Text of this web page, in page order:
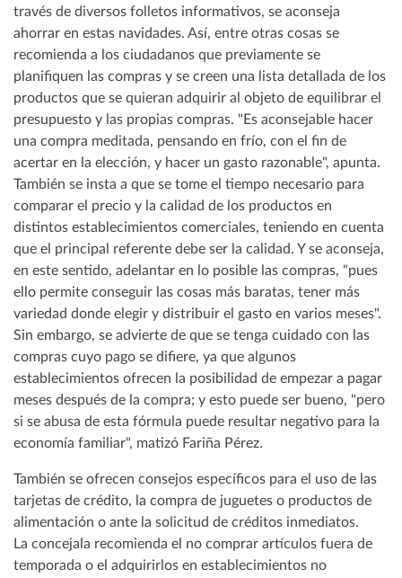
través de diversos folletos informativos, se aconseja
ahorrar en estas navidades. Así, entre otras cosas se
recomienda a los ciudadanos que previamente se
planifiquen las compras y se creen una lista detallada de los
productos que se quieran adquirir al objeto de equilibrar el
presupuesto y las propias compras. "Es aconsejable hacer
una compra meditada, pensando en frío, con el fin de
acertar en la elección, y hacer un gasto razonable", apunta.
También se insta a que se tome el tiempo necesario para
comparar el precio y la calidad de los productos en
distintos establecimientos comerciales, teniendo en cuenta
que el principal referente debe ser la calidad. Y se aconseja,
en este sentido, adelantar en lo posible las compras, "pues
ello permite conseguir las cosas más baratas, tener más
variedad donde elegir y distribuir el gasto en varios meses".
Sin embargo, se advierte de que se tenga cuidado con las
compras cuyo pago se difiere, ya que algunos
establecimientos ofrecen la posibilidad de empezar a pagar
meses después de la compra; y esto puede ser bueno, "pero
si se abusa de esta fórmula puede resultar negativo para la
economía familiar", matizó Fariña Pérez.
También se ofrecen consejos específicos para el uso de las
tarjetas de crédito, la compra de juguetes o productos de
alimentación o ante la solicitud de créditos inmediatos.
La concejala recomienda el no comprar artículos fuera de
temporada o el adquirirlos en establecimientos no